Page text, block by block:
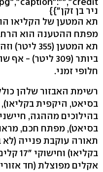
ניר בן זקן"}}
מפתח ההטענה הוא הרחב
תא המטען
ביותר (309
חלופי זמני.
רשימת האבזור שלהן
בסיאט, היקפית
בהילוכים מההגה,
בסיאט), מפתח חכם,
תאורה עוקבת פנייה
אקלים מפוצלת (חד